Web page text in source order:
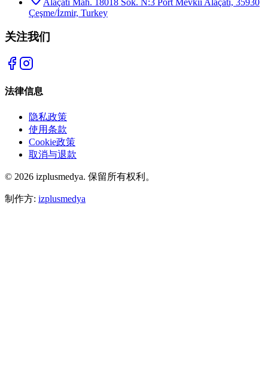
Çeşme/İzmir, Turkey
关注我们
法律信息
隐私政策
使用条款
Cookie政策
取消与退款
© 2026 izplusmedya. 保留所有权利。
制作方: izplusmedya